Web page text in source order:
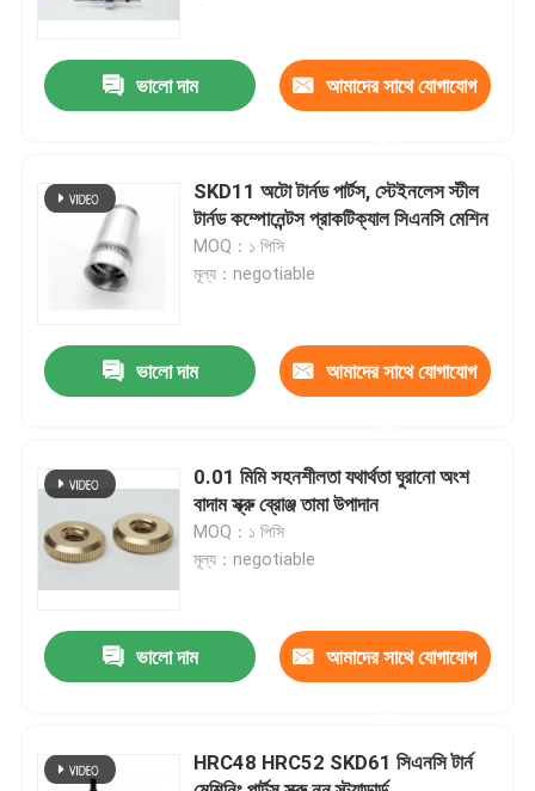
বাড়ি
কারখানা পরিদর্শন
গুণমান নিয়ন্ত্রণ
আমাদের সাথে যোগাযোগ
খবর
ধাতু সিএনসি যন্ত্রাংশ
ভালো দাম আমাদের সাথে যোগাযোগ
SKD11 অটো টার্নড পার্টস, স্টেইনলেস স্টীল
টার্নড কম্পোনেন্টস প্রাকটিক্যাল সিএনসি মেশিন
MOQ：১ পিসি
মূল্য：negotiable
ভালো দাম আমাদের সাথে যোগাযোগ
0.01 মিমি সহনশীলতা যথার্থতা ঘুরানো অংশ
বাদাম স্ক্রু ব্রোঞ্জ তামা উপাদান
MOQ：১ পিসি
মূল্য：negotiable
ভালো দাম আমাদের সাথে যোগাযোগ
HRC48 HRC52 SKD61 সিএনসি টার্ন